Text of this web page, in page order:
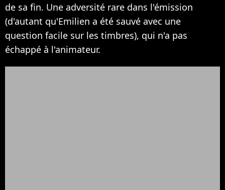
de sa fin. Une adversité rare dans l'émission
(d'autant qu'Emilien a été sauvé avec une
question facile sur les timbres), qui n'a pas
échappé à l'animateur.